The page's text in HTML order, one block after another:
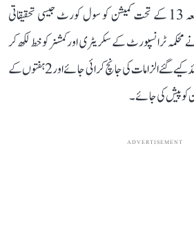
نوٹس لیا ہے۔ اسی ایکٹ کی دفعہ 13 کے تحت کمیشن کو سول کورٹ جیسی تحقیقاتی
ٹرانسپورٹ کے سکریٹری اور کمشنر کو خط لکھ کر
ہدایت دی ہے کہ شکایت میں عائد کیے گئے الزامات کی جانچ کرائی جائے اور 2 ہفتوں کے
کو پیش کی جائے۔
ADVERTISEMENT